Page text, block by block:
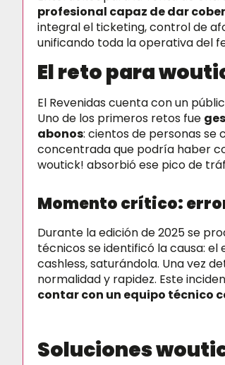
profesional capaz de dar
integral el ticketing, control de
unificando toda la operativa del
El reto para
El Revenidas cuenta con un
Uno de los primeros retos fue
abonos: cientos de personas
concentrada que podría haber
woutick! absorbió ese pico de
Momento crítico:
Durante la edición de 2025 se
técnicos se identificó la causa:
cashless, saturándola. Una vez
normalidad y rapidez. Este
contar con un equipo técnico
Soluciones